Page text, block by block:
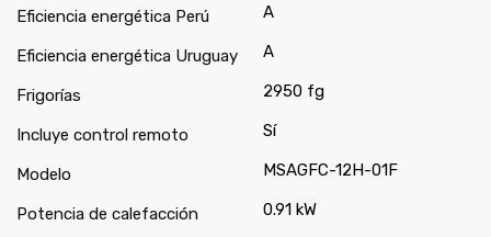
Eficiencia energética Perú A
Eficiencia energética Uruguay A
Frigorías 2950 fg
Incluye control remoto Sí
Modelo MSAGFC-12H-01F
Potencia de calefacción 0.91 kW